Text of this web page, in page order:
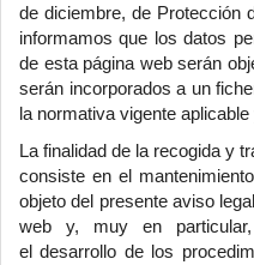
de diciembre, de Protección
informamos que los datos
de esta página web serán
serán incorporados a un
la normativa vigente
La finalidad de la recogida y
consiste en el
objeto del presente aviso
web y, muy en
el desarrollo de los